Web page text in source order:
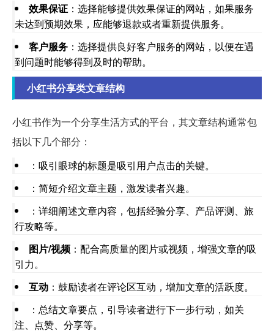
效果保证 ：选择能够提供效果保证的网站，如果服务
未达到预期效果，应能够退款或者重新提供服务。
客户服务 ：选择提供良好客户服务的网站，以便在遇
到问题时能够得到及时的帮助。
小红书分享类文章结构
小红书作为一个分享生活方式的平台，其文章结构通常包
括以下几个部分：
：吸引眼球的标题是吸引用户点击的关键。
：简短介绍文章主题，激发读者兴趣。
：详细阐述文章内容，包括经验分享、产品评测、旅
行攻略等。
图片/视频 ：配合高质量的图片或视频，增强文章的吸
引力。
互动 ：鼓励读者在评论区互动，增加文章的活跃度。
：总结文章要点，引导读者进行下一步行动，如关
注、点赞、分享等。